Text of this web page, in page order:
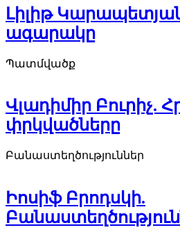
Լիլիթ
ագարակը
Պատմվածք
Վլադիմիր Բուրիչ.
փրկվածները
Բանաստեղծություններ
Իոսիֆ Բրոդսկի.